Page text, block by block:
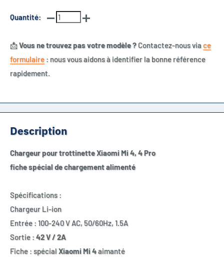
Quantité:
📩Vous ne trouvez pas votre modèle ?Contactez-nous viace
formulaire : nous vous aidons à identifier la bonne référence
rapidement.
Description
Chargeur pour trottinette Xiaomi Mi 4, 4 Pro
fiche spécial de chargementalimenté
Spécifications :
Chargeur Li-ion
Entrée : 100-240 V AC, 50/60Hz, 1.5A
Sortie : 42 V / 2A
Fiche : spécialXiaomi Mi 4aimanté